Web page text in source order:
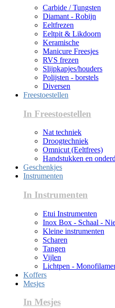
Carbide / Tungsten
Diamant - Robijn
Eeltfrezen
Eeltpit & Likdoorn
Keramische
Manicure Freesjes
RVS frezen
Slijpkapjes/houders
Polijsten - borstels
Diversen
Freestoestellen
In Freestoestellen
Nat techniek
Droogtechniek
Omnicut (Eeltfrees)
Handstukken en
Geschenkjes
Instrumenten
In Instrumenten
Etui Instrumenten
Inox Box - Schaal -
Kleine instrumenten
Scharen
Tangen
Vijlen
Lichtpen -
Koffers
Mesjes
In Mesjes